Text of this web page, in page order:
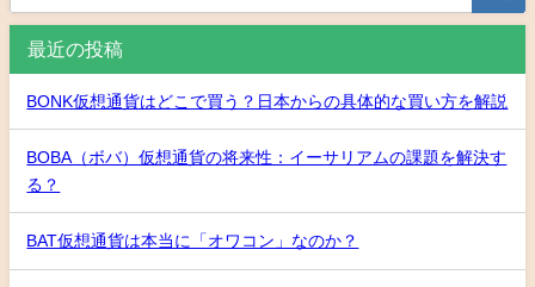
最近の投稿
BONK仮想通貨はどこで買う？日本からの具体的な買い方を解説
BOBA（ボバ）仮想通貨の将来性：イーサリアムの課題を解決す
る？
BAT仮想通貨は本当に「オワコン」なのか？